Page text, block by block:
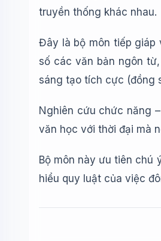
truyền thống khác nhau.
Đây là bộ môn tiếp giáp
số các văn bản ngôn
sáng tạo tích cực (đồng
Nghiên cứu chức năng
văn học với thời đại mà
Bộ môn này ưu tiên chú
hiểu quy luật của việc